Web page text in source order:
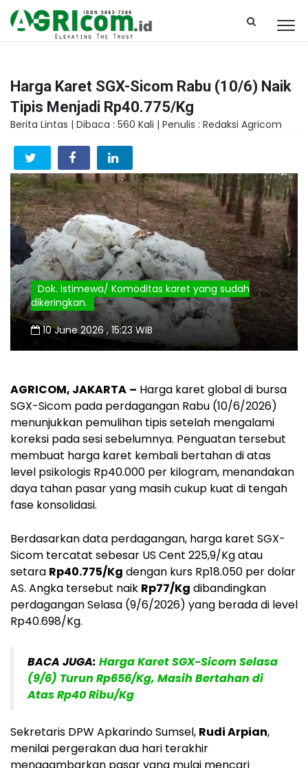
Harga Karet SGX-Sicom Rabu (10/6) Naik
Tipis Menjadi Rp40.775/Kg
Berita Lintas | Dibaca : 560 Kali | Penulis : Redaksi Agricom
Dok. Istimewa/ Komoditas karet yang sudah
dikeringkan.
10 June 2026 , 15:23 WIB
AGRICOM, JAKARTA – Harga karet global di bursa
SGX-Sicom pada perdagangan Rabu (10/6/2026)
menunjukkan pemulihan tipis setelah mengalami
koreksi pada sesi sebelumnya. Penguatan tersebut
membuat harga karet kembali bertahan di atas
level psikologis Rp40.000 per kilogram, menandakan
daya tahan pasar yang masih cukup kuat di tengah
fase konsolidasi.
Berdasarkan data perdagangan, harga karet SGX-
Sicom tercatat sebesar US Cent 225,9/Kg atau
setara Rp40.775/Kg dengan kurs Rp18.050 per dolar
AS. Angka tersebut naik Rp77/Kg dibandingkan
perdagangan Selasa (9/6/2026) yang berada di level
Rp40.698/Kg.
BACA JUGA: Harga Karet SGX-Sicom Selasa
(9/6) Turun Rp656/Kg, Masih Bertahan di
Atas Rp40 Ribu/Kg
Sekretaris DPW Apkarindo Sumsel, Rudi Arpian,
menilai pergerakan dua hari terakhir
menggambarkan pasar yang mulai mencari